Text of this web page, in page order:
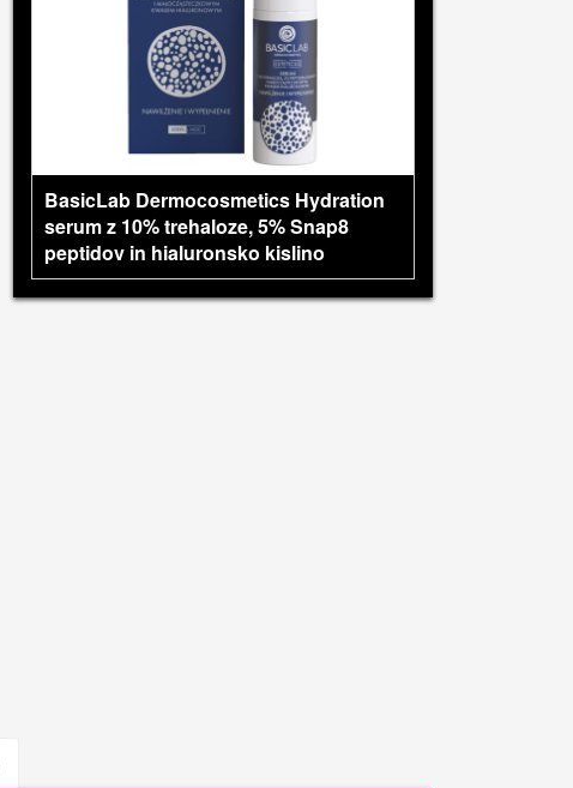
BasicLab Dermocosmetics Hydration
serum z 10% trehaloze, 5% Snap8
peptidov in hialuronsko kislino